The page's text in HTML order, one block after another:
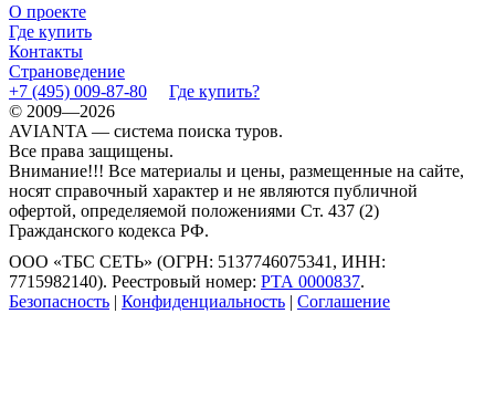
О проекте
Где купить
Контакты
Страноведение
+7 (495) 009-87-80
Где купить?
© 2009—2026
AVIANTA — система поиска туров.
Все права защищены.
Внимание!!! Все материалы и цены, размещенные на сайте,
носят справочный характер и не являются публичной
офертой, определяемой положениями Ст. 437 (2)
Гражданского кодекса РФ.
ООО «ТБС СЕТЬ» (ОГРН: 5137746075341, ИНН:
7715982140). Реестровый номер: РТА 0000837.
Безопасность | Конфиденциальность | Соглашение